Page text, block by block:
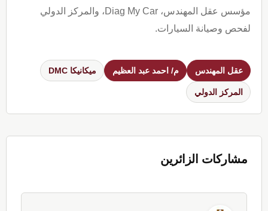
مؤسس عقل المهندس، Diag My Car، والمركز الدولي
لفحص وصيانة السيارات.
عقل المهندس م/ احمد عبد العظيم ميكانيكا DMC
المركز الدولي
Interactions
مشاركات الزائرين